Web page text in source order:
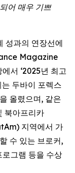
어 매우 기쁘
성과의 연장선에
Magazine
서 ‘2025년 최고
두바이 포렉스
올렸으며, 같은
북아프리카
지역에서 가
수 있는 브로커,
그램 등을 수상